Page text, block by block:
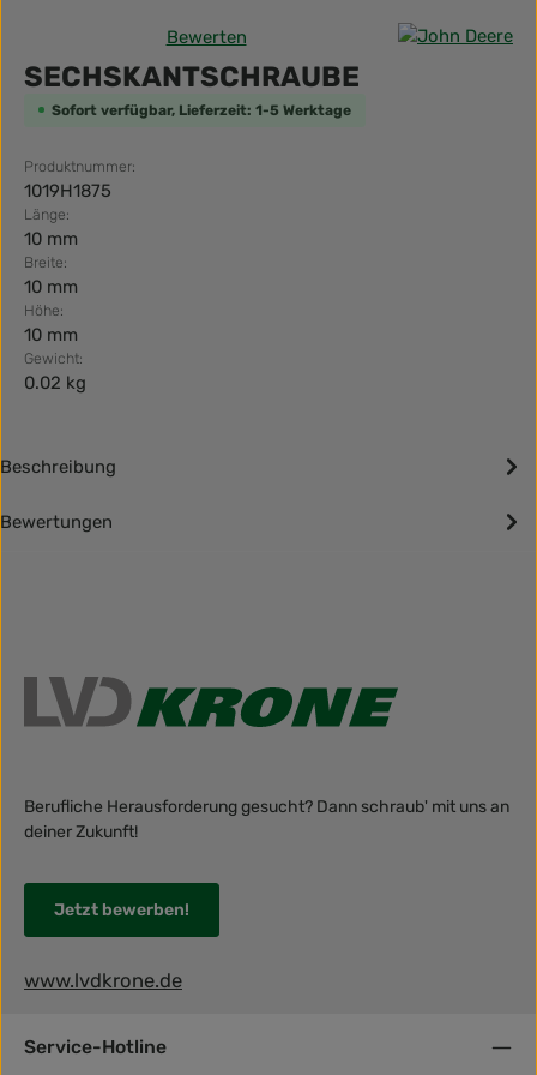
Durchschnittliche Bewertung von 0 von 5 Sternen
Bewerten
SECHSKANTSCHRAUBE
Sofort verfügbar, Lieferzeit: 1-5 Werktage
Produktnummer:
1019H1875
Länge:
10 mm
Breite:
10 mm
Höhe:
10 mm
Gewicht:
0.02 kg
Beschreibung
Bewertungen
Berufliche Herausforderung gesucht? Dann schraub' mit uns an
deiner Zukunft!
Jetzt bewerben!
www.lvdkrone.de
Service-Hotline